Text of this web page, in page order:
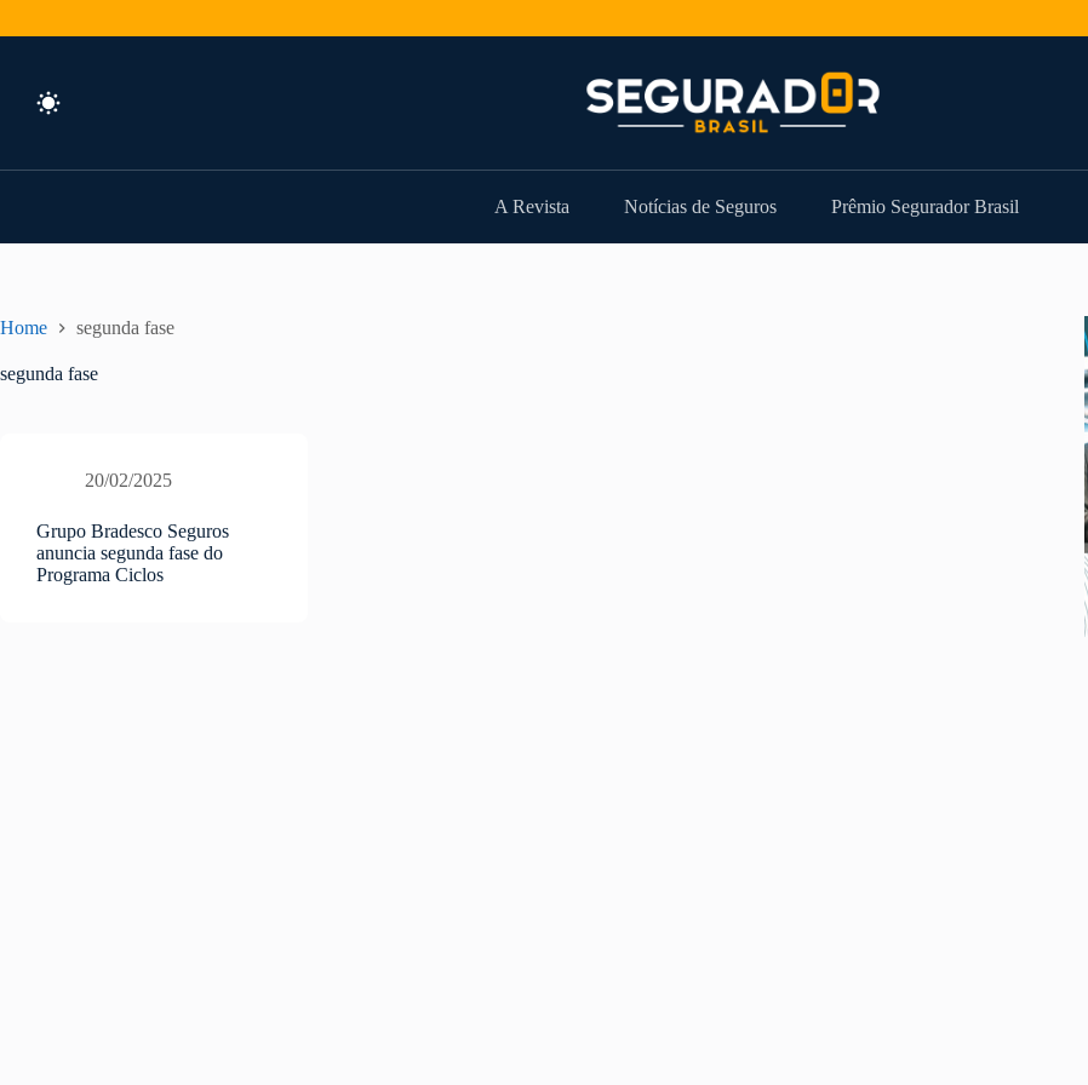
A Revista Notícias de Seguros Prêmio Segurador Brasil
Home segunda fase
segunda fase
20/02/2025
Grupo Bradesco Seguros
anuncia segunda fase do
Programa Ciclos